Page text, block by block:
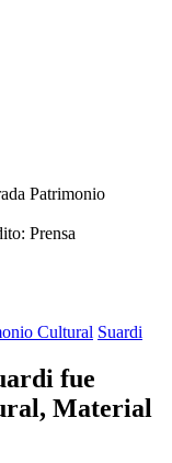
Prensa
Cultural Suardi
fue
Material